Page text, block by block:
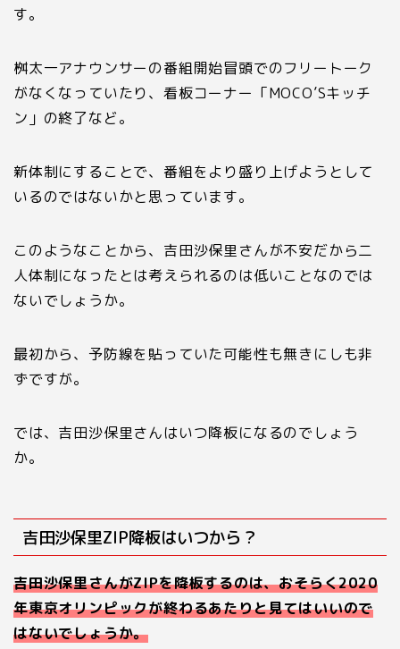
す。
桝太一アナウンサーの番組開始冒頭でのフリートーク
がなくなっていたり、看板コーナー「MOCO’Sキッチ
ン」の終了など。
新体制にすることで、番組をより盛り上げようとして
いるのではないかと思っています。
このようなことから、吉田沙保里さんが不安だから二
人体制になったとは考えられるのは低いことなのでは
ないでしょうか。
最初から、予防線を貼っていた可能性も無きにしも非
ずですが。
では、吉田沙保里さんはいつ降板になるのでしょう
か。
吉田沙保里ZIP降板はいつから？
吉田沙保里さんがZIPを降板するのは、おそらく2020
年東京オリンピックが終わるあたりと見てはいいので
はないでしょうか。